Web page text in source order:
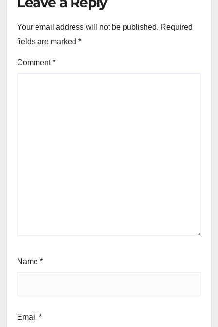
Your email address will not be published. Required
fields are marked *
Comment*
Name *
Email *